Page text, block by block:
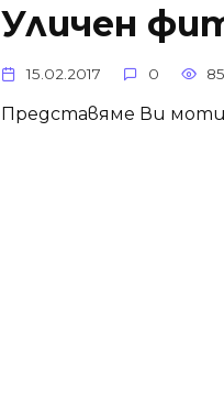
Уличен
15.02.2017 0
Представяме Ви